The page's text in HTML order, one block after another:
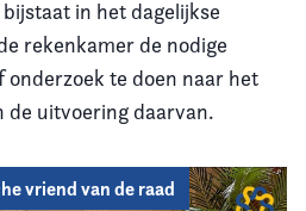
in het dagelijkse
rekenkamer de nodige
onderzoek te doen naar het
de uitvoering daarvan.
vriend van de raad